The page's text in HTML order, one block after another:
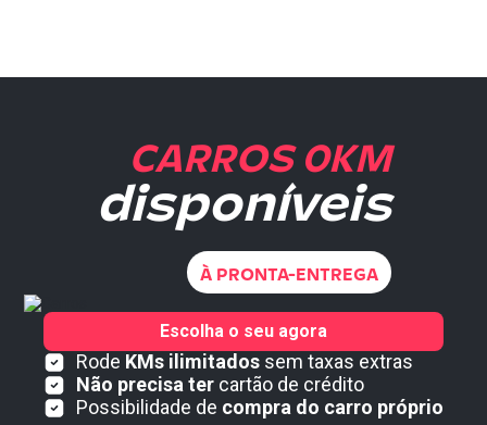
CARROS 0KM
disponíveis
À PRONTA-ENTREGA
Rode KMs ilimitados sem taxas extras
Não precisa ter cartão de crédito
Possibilidade de compra do carro próprio
Escolha o seu agora